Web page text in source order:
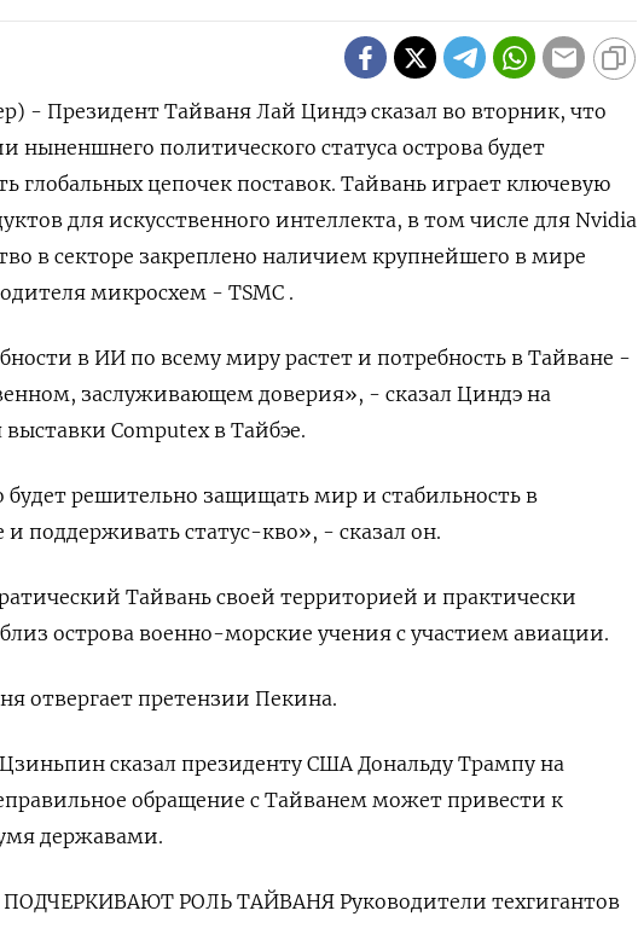
- Президент Тайваня Лай Циндэ сказал во вторник, что
ныненшнего политического статуса острова будет
глобальных цепочек поставок. Тайвань играет ключевую
для искусственного интеллекта, в том числе для Nvidia
в секторе закреплено наличием крупнейшего в мире
микросхем - TSMC .
в ИИ ​по всему миру ​растет и потребность ⁠в Тайване -
заслуживающем доверия», - сказал Циндэ на
Computex в Тайбэе.
‌будет решительно защищать мир и стабильность в
поддерживать статус-кво», - сказал он.
Тайвань своей территорией и практически
острова ‌военно-морские учения с участием авиации.
отвергает претензии Пекина.
сказал президенту США Дональду Трампу на
‌обращение с Тайванем может привести к
державами.
РОЛЬ ТАЙВАНЯ Руководители техгигантов